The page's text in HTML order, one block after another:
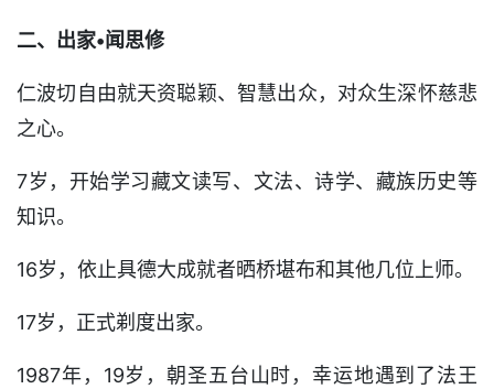
二、出家•闻思修
仁波切自由就天资聪颖、智慧出众，对众生深怀慈悲
之心。
7岁，开始学习藏文读写、文法、诗学、藏族历史等
知识。
16岁，依止具德大成就者晒桥堪布和其他几位上师。
17岁，正式剃度出家。
1987年，19岁，朝圣五台山时，幸运地遇到了法王